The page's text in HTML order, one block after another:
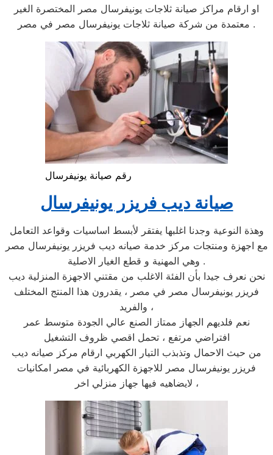
او ارقام مراكز صيانة ثلاجات يونيفرسال مصر المختصرة الغير
معتمدة من شركة صيانة ثلاجات يونيفرسال مصر في مصر .
رقم صيانة يونيفرسال
صيانة ديب فريزر يونيفرسال
وهذة النوعية وجدنا اغلبها يفتقر لأبسط اساسيات وقواعد التعامل
مع اجهزة ومنتجات مركز خدمة صيانه ديب فريزر يونيفرسال مصر
وهي المهنية و قطع الغيار الاصلية .
نحن نعرف جيدا بأن الفئة الاغلب من مقتني الاجهزة المنزلية ديب
فريزر يونيفرسال مصر في مصر ، يقدرون هذا المنتج المختلف
والفريد ،
نعم فلديهم الجهاز ممتاز الصنع عالي الجودة متوسط عمر
افتراضي مرتفع ، تحمل اقصي ظروف التشغيل
من حيث الاحمال وتذبذب التيار الكهربي ارقام مركز صيانه ديب
فريزر يونيفرسال مصر للاجهزة الكهربائية في مصر امكانيات
لايضاهيه فيها جهاز منزلي اخر ،